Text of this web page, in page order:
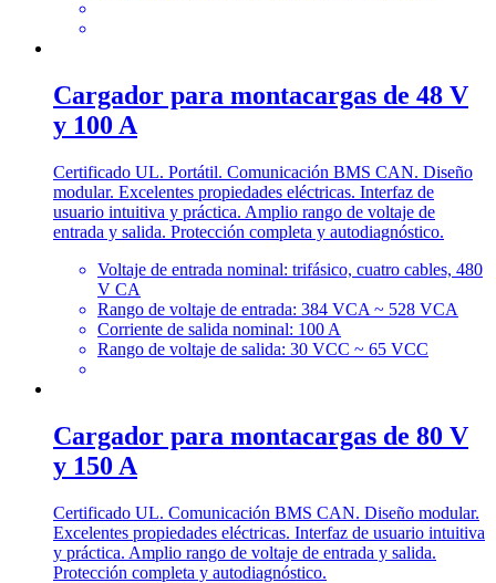
Cargador para montacargas de 48 V
y 100 A
Certificado UL. Portátil. Comunicación BMS CAN. Diseño
modular. Excelentes propiedades eléctricas. Interfaz de
usuario intuitiva y práctica. Amplio rango de voltaje de
entrada y salida. Protección completa y autodiagnóstico.
Voltaje de entrada nominal: trifásico, cuatro cables, 480
V CA
Rango de voltaje de entrada: 384 VCA ~ 528 VCA
Corriente de salida nominal: 100 A
Rango de voltaje de salida: 30 VCC ~ 65 VCC
Cargador para montacargas de 80 V
y 150 A
Certificado UL. Comunicación BMS CAN. Diseño modular.
Excelentes propiedades eléctricas. Interfaz de usuario intuitiva
y práctica. Amplio rango de voltaje de entrada y salida.
Protección completa y autodiagnóstico.